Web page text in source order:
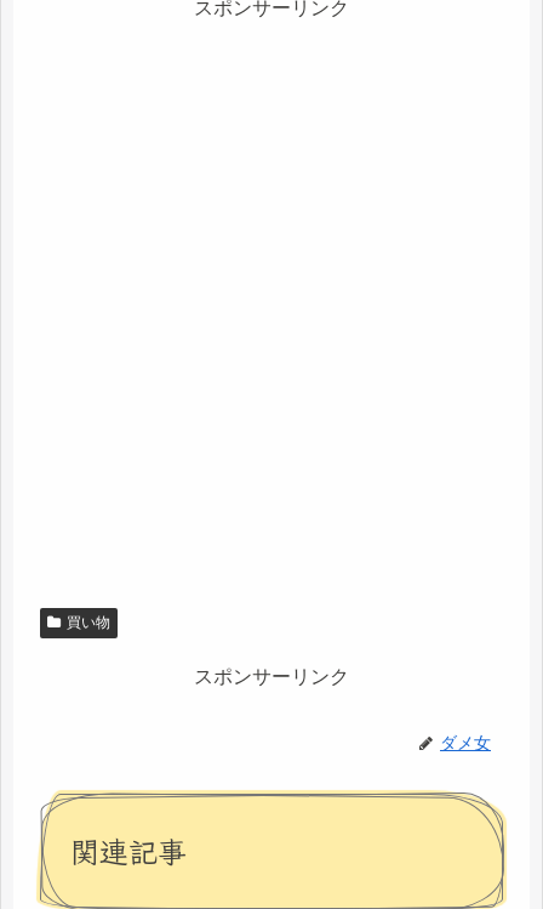
スポンサーリンク
買い物
スポンサーリンク
ダメ女
関連記事